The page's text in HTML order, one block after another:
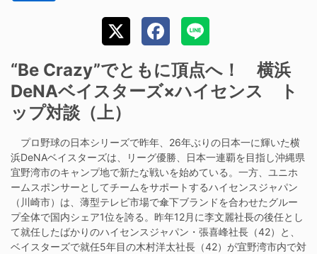
“Be Crazy”でともに頂点へ！ 横浜
DeNAベイスターズ×ハイセンス ト
ップ対談（上）
プロ野球の日本シリーズで昨年、26年ぶりの日本一に輝いた横
浜DeNAベイスターズは、リーグ優勝、日本一連覇を目指し沖縄県
宜野湾市のキャンプ地で新たな戦いを始めている。一方、ユニホ
ームスポンサーとしてチームをサポートするハイセンスジャパン
（川崎市）は、薄型テレビ市場で傘下ブランドを合わせたグルー
プ全体で国内シェア1位を誇る。昨年12月に李文麗社長の後任とし
て就任したばかりのハイセンスジャパン・張喜峰社長（42）と、
ベイスターズで就任5年目の木村洋太社長（42）が宜野湾市内で対